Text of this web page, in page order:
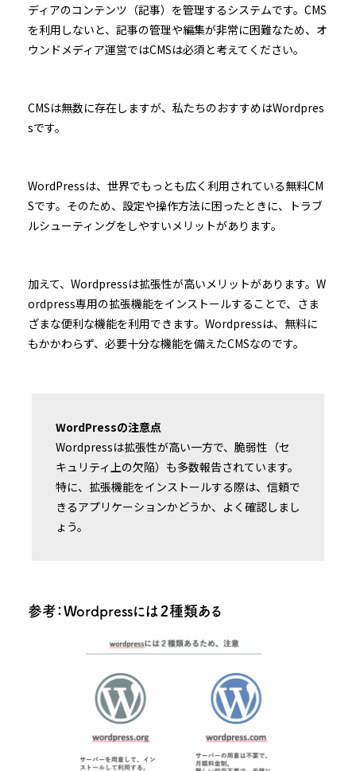
ディアのコンテンツ（記事）を管理するシステムです。CMS
を利用しないと、記事の管理や編集が非常に困難なため、オ
ウンドメディア運営ではCMSは必須と考えてください。
CMSは無数に存在しますが、私たちのおすすめはWordpres
sです。
WordPressは、世界でもっとも広く利用されている無料CM
Sです。そのため、設定や操作方法に困ったときに、トラブ
ルシューティングをしやすいメリットがあります。
加えて、Wordpressは拡張性が高いメリットがあります。W
ordpress専用の拡張機能をインストールすることで、さま
ざまな便利な機能を利用できます。Wordpressは、無料に
もかかわらず、必要十分な機能を備えたCMSなのです。
WordPressの注意点
Wordpressは拡張性が高い一方で、脆弱性（セ
キュリティ上の欠陥）も多数報告されています。
特に、拡張機能をインストールする際は、信頼で
きるアプリケーションかどうか、よく確認しまし
ょう。
参考：Wordpressには２種類ある